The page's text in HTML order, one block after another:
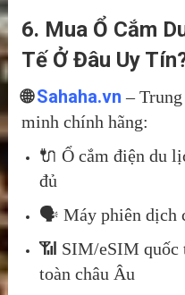
6. Mua Ổ Cắm
Tế Ở Đâu Uy
🌐Sahaha.vn –
minh chính hãng:
🔌 Ổ cắm điện du
đủ
🗣️ Máy phiên dịch
📶 SIM/eSIM quốc
toàn châu Âu